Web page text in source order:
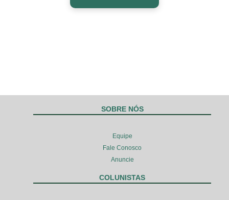
SOBRE NÓS
Equipe
Fale Conosco
Anuncie
COLUNISTAS